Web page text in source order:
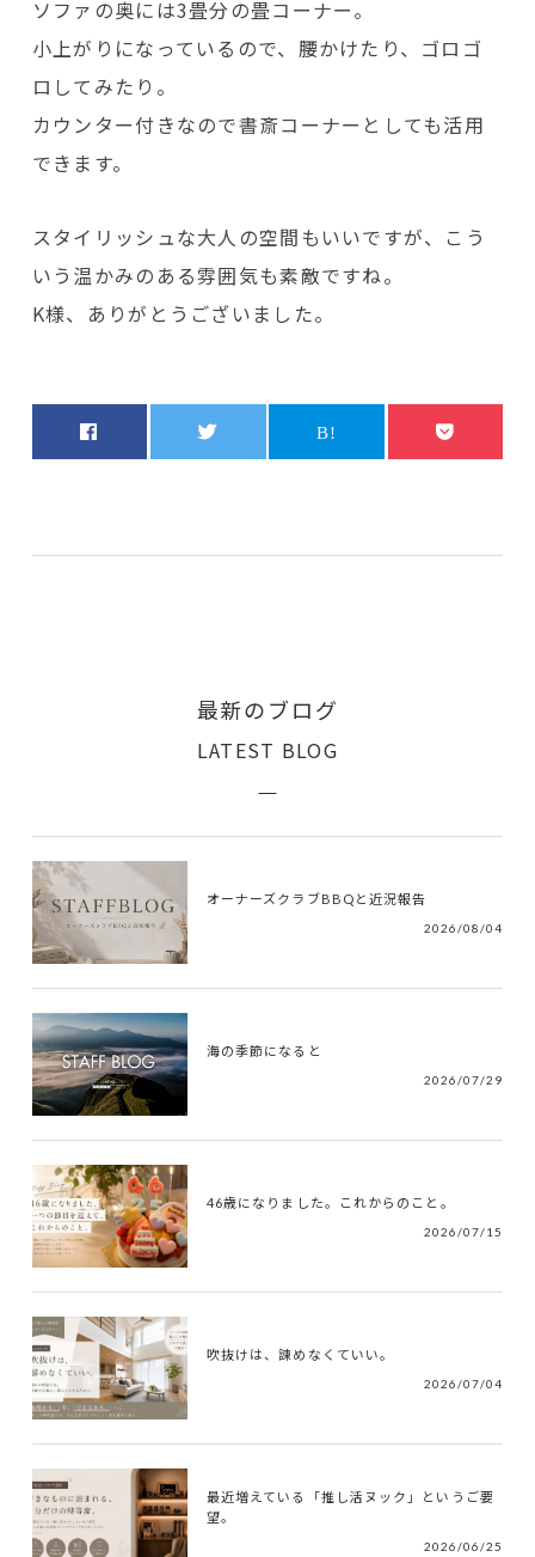
ソファの奥には3畳分の畳コーナー。
小上がりになっているので、腰かけたり、ゴロゴ
ロしてみたり。
カウンター付きなので書斎コーナーとしても活用
できます。
スタイリッシュな大人の空間もいいですが、こう
いう温かみのある雰囲気も素敵ですね。
K様、ありがとうございました。
最新のブログ
LATEST BLOG
オーナーズクラブBBQと近況報告
2026/08/04
海の季節になると
2026/07/29
46歳になりました。これからのこと。
2026/07/15
吹抜けは、諫めなくていい。
2026/07/04
最近増えている「推し活ヌック」というご要
望。
2026/06/25